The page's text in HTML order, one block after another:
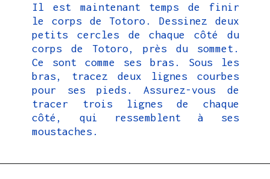
Il est maintenant temps de finir
le corps de Totoro. Dessinez deux
petits cercles de chaque côté du
corps de Totoro, près du sommet.
Ce sont comme ses bras. Sous les
bras, tracez deux lignes courbes
pour ses pieds. Assurez-vous de
tracer trois lignes de chaque
côté, qui ressemblent à ses
moustaches.